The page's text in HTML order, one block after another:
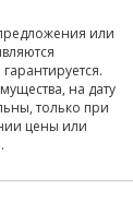
или
на дату
только при
цены или